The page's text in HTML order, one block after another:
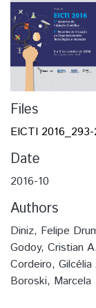
Files
EICTI
Date
2016-10
Authors
Diniz, Felipe
Godoy, Cristian A.
Cordeiro,
Boroski, Marcela